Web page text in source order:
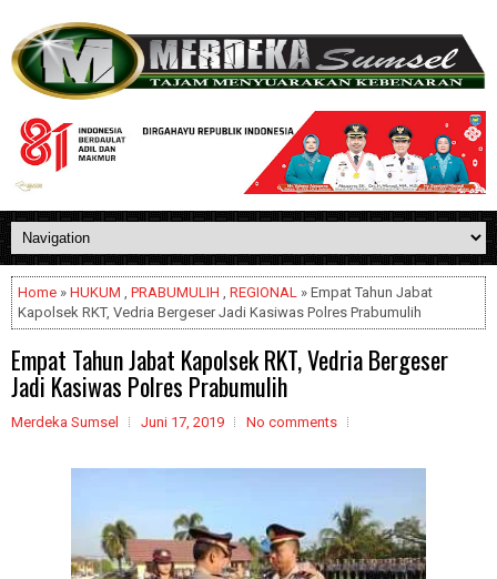
Home » HUKUM , PRABUMULIH , REGIONAL » Empat Tahun Jabat
Kapolsek RKT, Vedria Bergeser Jadi Kasiwas Polres Prabumulih
Empat Tahun Jabat Kapolsek RKT, Vedria Bergeser
Jadi Kasiwas Polres Prabumulih
Merdeka Sumsel Juni 17, 2019 No comments